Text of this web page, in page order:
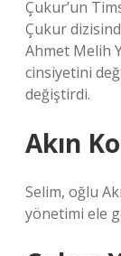
Çukur’un
Çukur
Ahmet Melih
cinsiyetini
değiştirdi.
Akın
Selim, oğlu
yönetimi ele